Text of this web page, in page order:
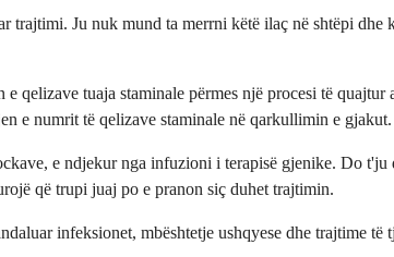
Ju nuk mund ta merrni këtë ilaç në shtëpi
tuaja staminale përmes një procesi të
e numrit të qelizave staminale në qarkullimin e gjakut.
e ndjekur nga infuzioni i terapisë gjenike. Do
që trupi juaj po e pranon siç duhet trajtimin.
infeksionet, mbështetje ushqyese dhe trajtime